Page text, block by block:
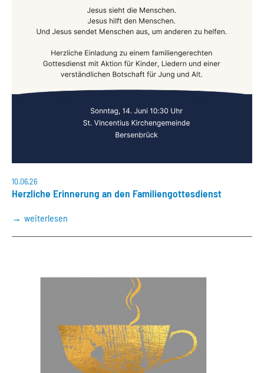
10.06.26
Herzliche Erinnerung an den Familiengottesdienst
weiterlesen